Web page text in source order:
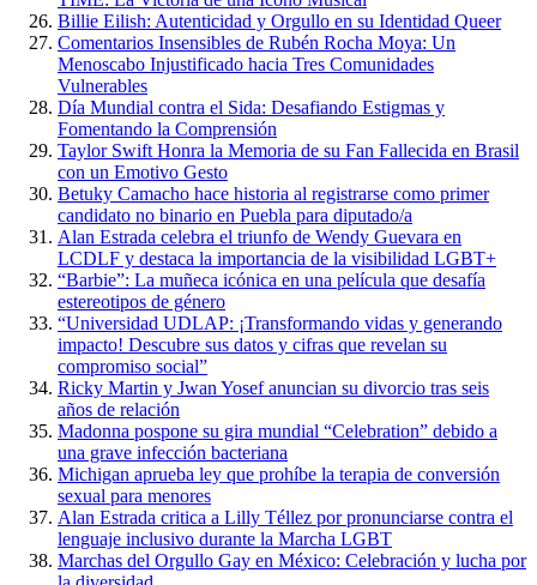
Billie Eilish: Autenticidad y Orgullo en su Identidad Queer
Comentarios Insensibles de Rubén Rocha Moya: Un
Menoscabo Injustificado hacia Tres Comunidades
Vulnerables
Día Mundial contra el Sida: Desafiando Estigmas y
Fomentando la Comprensión
Taylor Swift Honra la Memoria de su Fan Fallecida en Brasil
con un Emotivo Gesto
Betuky Camacho hace historia al registrarse como primer
candidato no binario en Puebla para diputado/a
Alan Estrada celebra el triunfo de Wendy Guevara en
LCDLF y destaca la importancia de la visibilidad LGBT+
“Barbie”: La muñeca icónica en una película que desafía
estereotipos de género
“Universidad UDLAP: ¡Transformando vidas y generando
impacto! Descubre sus datos y cifras que revelan su
compromiso social”
Ricky Martin y Jwan Yosef anuncian su divorcio tras seis
años de relación
Madonna pospone su gira mundial “Celebration” debido a
una grave infección bacteriana
Michigan aprueba ley que prohíbe la terapia de conversión
sexual para menores
Alan Estrada critica a Lilly Téllez por pronunciarse contra el
lenguaje inclusivo durante la Marcha LGBT
Marchas del Orgullo Gay en México: Celebración y lucha por